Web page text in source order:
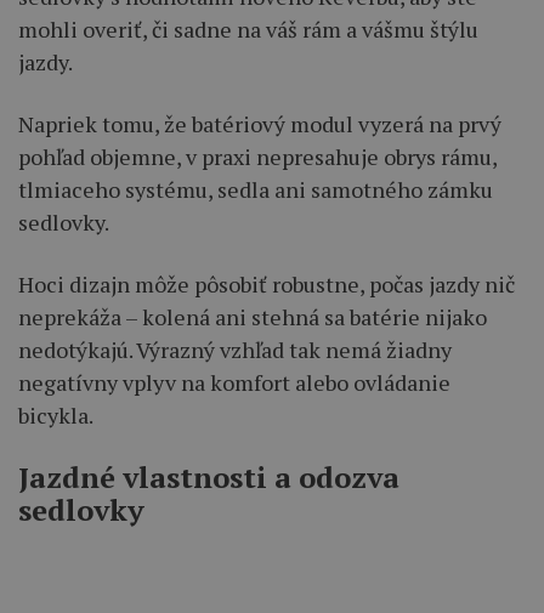
mohli overiť, či sadne na váš rám a vášmu štýlu
jazdy.
Napriek tomu, že batériový modul vyzerá na prvý
pohľad objemne, v praxi nepresahuje obrys rámu,
tlmiaceho systému, sedla ani samotného zámku
sedlovky.
Hoci dizajn môže pôsobiť robustne, počas jazdy nič
neprekáža – kolená ani stehná sa batérie nijako
nedotýkajú. Výrazný vzhľad tak nemá žiadny
negatívny vplyv na komfort alebo ovládanie
bicykla.
Jazdné vlastnosti a odozva
sedlovky